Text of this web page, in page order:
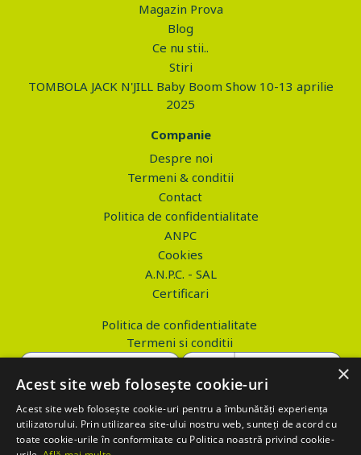
Magazin Prova
Blog
Ce nu stii..
Stiri
TOMBOLA JACK N'JILL Baby Boom Show 10-13 aprilie
2025
Companie
Despre noi
Termeni & conditii
Contact
Politica de confidentialitate
ANPC
Cookies
A.N.P.C. - SAL
Certificari
Politica de confidentialitate
Termeni si conditii
Copyright © 2026 PROVA.ro
×
Acest site web folosește cookie-uri
Acest site web folosește cookie-uri pentru a îmbunătăți experiența
utilizatorului. Prin utilizarea site-ului nostru web, sunteți de acord cu
toate cookie-urile în conformitate cu Politica noastră privind cookie-